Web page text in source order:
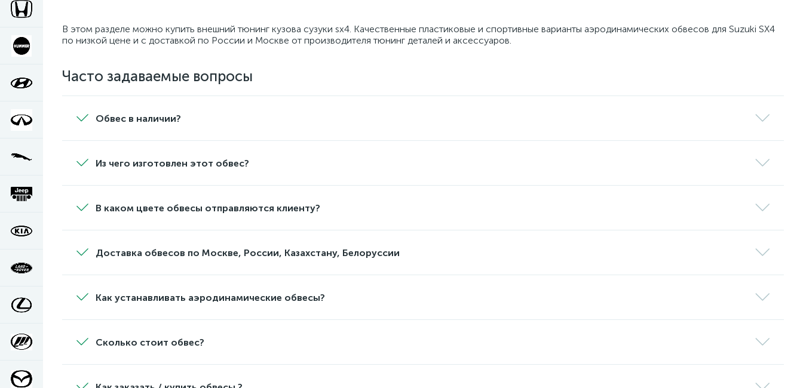
В этом разделе можно купить внешний тюнинг кузова сузуки sx4. Качественные пластиковые и спортивные варианты аэродинамических обвесов для Suzuki SX4
по низкой цене и с доставкой по России и Москве от производителя тюнинг деталей и аксессуаров.
Часто задаваемые вопросы
Обвес в наличии?
Из чего изготовлен этот обвес?
В каком цвете обвесы отправляются клиенту?
Доставка обвесов по Москве, России, Казахстану, Белоруссии
Как устанавливать аэродинамические обвесы?
Сколько стоит обвес?